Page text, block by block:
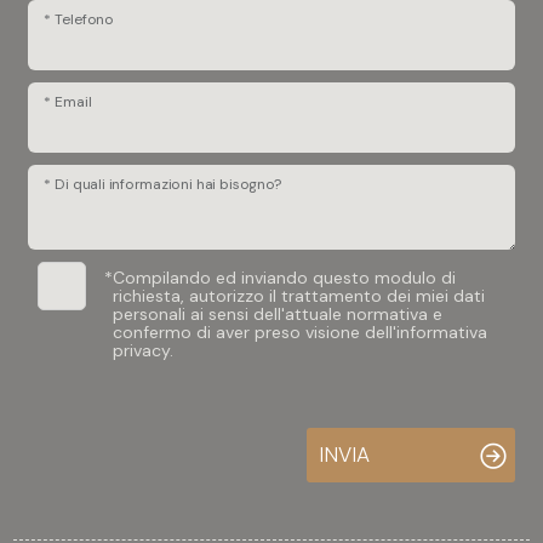
* Telefono
* Email
* Di quali informazioni hai bisogno?
*Compilando ed inviando questo modulo di
richiesta, autorizzo il trattamento dei miei dati
personali ai sensi dell'attuale normativa e
confermo di aver preso visione dell'informativa
privacy.
INVIA